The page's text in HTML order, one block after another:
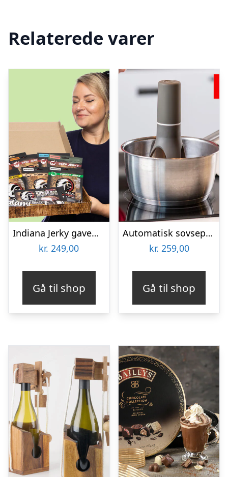
Relaterede varer
Indiana Jerky gaveæske
kr. 249,00
Gå til shop
Automatisk sovsepisker – Stirr
kr. 259,00
Gå til shop